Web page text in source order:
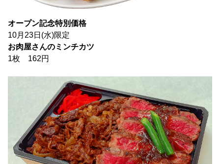
オープン記念特別価格
10月23日(水)限定
お肉屋さんのミンチカツ
1枚 162円